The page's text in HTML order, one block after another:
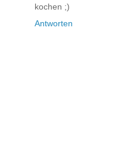
kochen ;)
Antworten